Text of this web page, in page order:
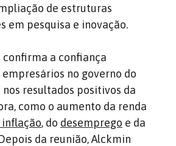
de estruturas
em pesquisa e inovação.
confirma a confiança
no governo do
resultados positivos da
como o aumento da renda
inflação, do desemprego e da
da reunião, Alckmin